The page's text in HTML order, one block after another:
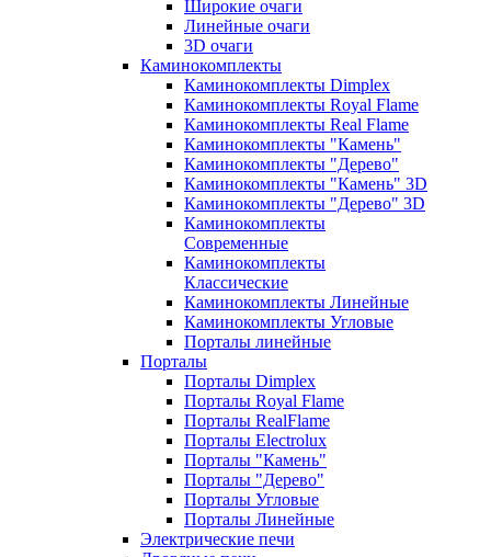
Широкие очаги
Линейные очаги
3D очаги
Каминокомплекты
Каминокомплекты Dimplex
Каминокомплекты Royal Flame
Каминокомплекты Real Flame
Каминокомплекты "Камень"
Каминокомплекты "Дерево"
Каминокомплекты "Камень" 3D
Каминокомплекты "Дерево" 3D
Каминокомплекты
Современные
Каминокомплекты
Классические
Каминокомплекты Линейные
Каминокомплекты Угловые
Порталы линейные
Порталы
Порталы Dimplex
Порталы Royal Flame
Порталы RealFlame
Порталы Electrolux
Порталы "Камень"
Порталы "Дерево"
Порталы Угловые
Порталы Линейные
Электрические печи